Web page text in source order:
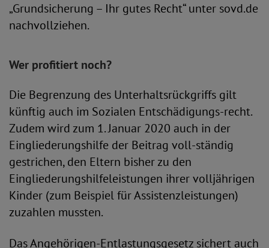
„Grundsicherung – Ihr gutes Recht“ unter sovd.de
nachvollziehen.
Wer profitiert noch?
Die Begrenzung des Unterhaltsrückgriffs gilt
künftig auch im Sozialen Entschädigungs-recht.
Zudem wird zum 1. Januar 2020 auch in der
Eingliederungshilfe der Beitrag voll-ständig
gestrichen, den Eltern bisher zu den
Eingliederungshilfeleistungen ihrer volljährigen
Kinder (zum Beispiel für Assistenzleistungen)
zuzahlen mussten.
Das Angehörigen-Entlastungsgesetz sichert auch